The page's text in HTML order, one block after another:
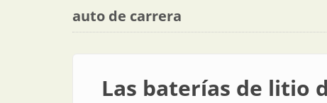
auto de carrera
Las baterías de litio